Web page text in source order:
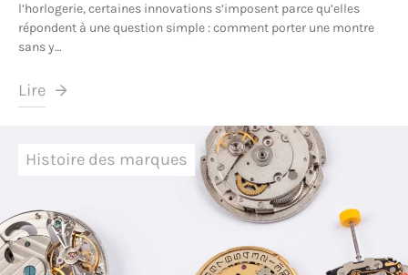
l’horlogerie, certaines innovations s’imposent parce qu’elles
répondent à une question simple : comment porter une montre
sans y…
Lire
Histoire des marques